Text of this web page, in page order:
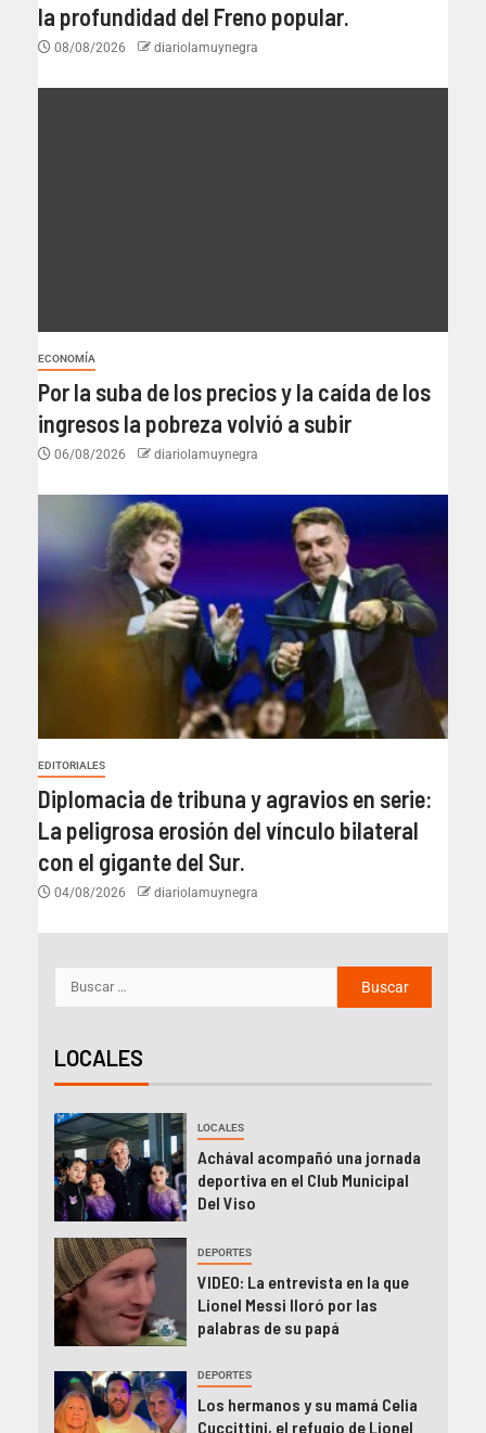
la profundidad del Freno popular.
08/08/2026 diariolamuynegra
ECONOMÍA
Por la suba de los precios y la caída de los
ingresos la pobreza volvió a subir
06/08/2026 diariolamuynegra
EDITORIALES
Diplomacia de tribuna y agravios en serie:
La peligrosa erosión del vínculo bilateral
con el gigante del Sur.
04/08/2026 diariolamuynegra
LOCALES
LOCALES
Achával acompañó una jornada
deportiva en el Club Municipal
Del Viso
DEPORTES
VIDEO: La entrevista en la que
Lionel Messi lloró por las
palabras de su papá
DEPORTES
Los hermanos y su mamá Celia
Cuccittini, el refugio de Lionel